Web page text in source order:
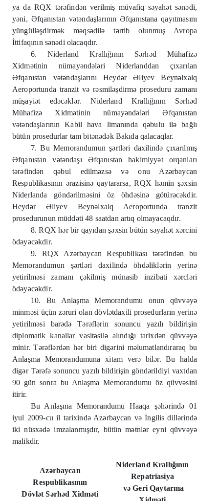
ya da RQX tərəfindən verilmiş müvafiq səyahət sənədi,
yəni, Əfqanıstan vətəndaşlarının Əfqanıstana qayıtmasını
yüngülləşdirmək məqsədilə tərtib olunmuş Avropa
İttifaqının sənədi olacaqdır.
6. Niderland Krallığının Sərhəd Mühafizə
Xidmətinin nümayəndələri Niderlanddan çıxarılan
Əfqanıstan vətəndaşlarını Heydər Əliyev Beynəlxalq
Aeroportunda tranzit və rəsmiləşdirmə proseduru zamanı
müşayiət edəcəklər. Niderland Krallığının Sərhəd
Mühafizə Xidmətinin nümayəndələri Əfqanıstan
vətəndaşlarının Kabil hava limanında qəbulu ilə bağlı
bütün prosedurlar tam bitənədək Bakıda qalacaqlar.
7. Bu Memorandumun şərtləri daxilində çıxarılmış
Əfqanıstan vətəndaşı Əfqanıstan hakimiyyət orqanları
tərəfindən qəbul edilməzsə və onu Azərbaycan
Respublikasının ərazisinə qaytararsa, RQX həmin şəxsin
Niderlanda göndərilməsini öz öhdəsinə götürəcəkdir.
Heydər Əliyev Beynəlxalq Aeroportunda tranzit
prosedurunun müddəti 48 saatdan artıq olmayacaqdır.
8. RQX hər bir qayıdan şəxsin bütün səyahət xərcini
ödəyəcəkdir.
9. RQX Azərbaycan Respublikası tərəfindən bu
Memorandumun şərtləri daxilində öhdəliklərin yerinə
yetirilməsi zamanı çəkilmiş münasib inzibati xərcləri
ödəyəcəkdir.
10. Bu Anlaşma Memorandumu onun qüvvəyə
minməsi üçün zəruri olan dövlətdaxili prosedurların yerinə
yetirilməsi barədə Tərəflərin sonuncu yazılı bildirişin
diplomatik kanallar vasitəsilə alındığı tarixdən qüvvəyə
minir. Tərəflərdən hər biri digərini məlumatlandıraraq bu
Anlaşma Memorandumuna xitam verə bilər. Bu halda
digər Tərəfə sonuncu yazılı bildirişin göndərildiyi vaxtdan
90 gün sonra bu Anlaşma Memorandumu öz qüvvəsini
itirir.
Bu Anlaşma Memorandumu Haaqa şəhərində 01
iyul 2009-cu il tarixində Azərbaycan və İngilis dillərində
iki nüsxədə imzalanmışdır, bütün mətnlər eyni qüvvəyə
malikdir.
Azərbaycan
Respublikasının
Dövlət Sərhəd Xidməti
Niderland Krallığının
Repatriasiya
və Geri Qaytarma